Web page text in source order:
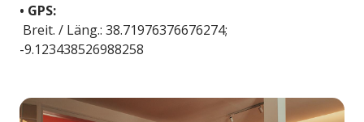
• GPS:
Breit. / Läng.: 38.71976376676274;
-9.123438526988258